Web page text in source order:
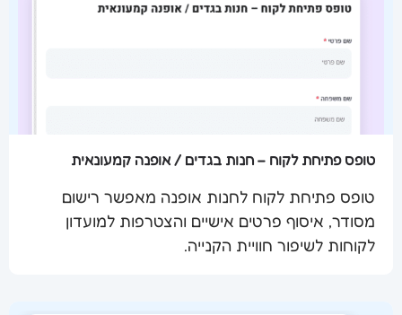
שלח מסמך
טופס פתיחת לקוח – חנות בגדים / אופנה קמעונאית
טופס פתיחת לקוח לחנות אופנה מאפשר רישום
מסודר, איסוף פרטים אישיים והצטרפות למועדון
לקוחות לשיפור חוויית הקנייה.